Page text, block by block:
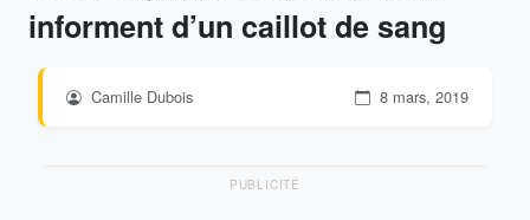
informent d’un caillot de sang
Camille Dubois 8 mars, 2019
PUBLICITÉ